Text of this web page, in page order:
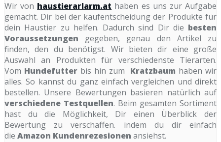
Wir von haustierarlarm.at haben es uns zur Aufgabe
gemacht. Dir bei der kaufentscheidung der Produkte für
dein Haustier zu helfen. Dadurch sind Dir die besten
Voraussetzungen gegeben, genau den Artikel zu
finden, den du benötigst. Wir bieten dir eine große
Auswahl an Produkten für verschiedenste Tierarten.
Vom Hundefutter bis hin zum Kratzbaum haben wir
alles. So kannst du ganz einfach vergleichen und direkt
bestellen. Unsere Bewertungen basieren natürlich auf
verschiedene Testquellen. Beim gesamten Sortiment
hast du die Möglichkeit, Dir einen Überblick der
Bewertung zu verschaffen. indem du dir einfach
die Amazon Kundenrezesionen ansiehst.